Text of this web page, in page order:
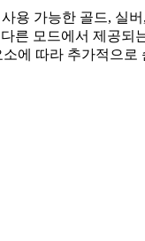
사용 가능한 골드,
른 모드에서 제공
에 따라 추가적으로